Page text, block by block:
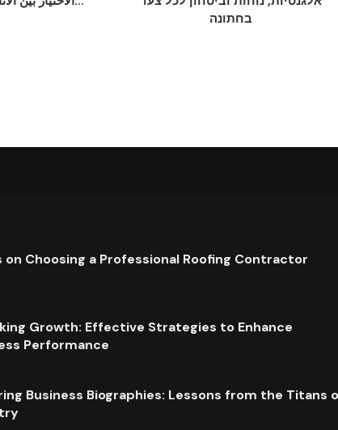
בחתונה
on Choosing a Professional Roofing Contractor
Growth: Effective Strategies to Enhance
Performance
Business Biographies: Lessons from the Titans